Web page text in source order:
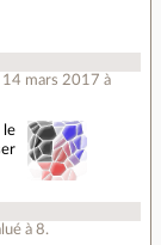
14 mars 2017 à
le
à 8.